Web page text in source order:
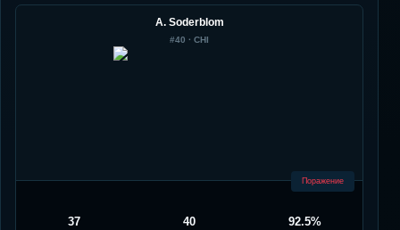
A. Soderblom
#40 · CHI
Поражение
37 40 92.5%